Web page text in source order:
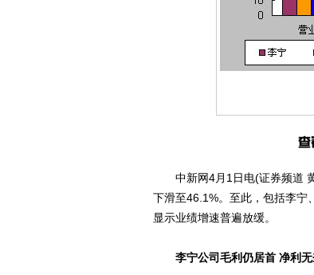
中新网4月1日电(证券频道 黄
下滑至46.1%。至此，包括李宁
显示业绩增速普遍放缓。
李宁公司毛利仍居首 净利